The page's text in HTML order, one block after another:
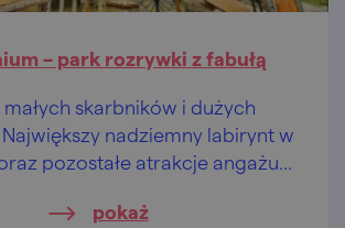
– park rozrywki z fabułą
małych skarbników i dużych
nadziemny labirynt w
pozostałe atrakcje angażują
pokaż